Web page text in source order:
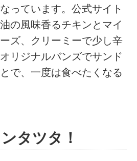
っています。公式サイト
の風味香るチキンとマイ
ズ、クリーミーで少し辛
リジナルバンズでサンド
で、一度は食べたくなる
タツタ！